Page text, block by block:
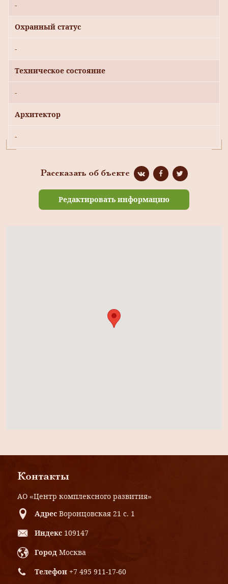
-
Охранный статус
-
Техническое состояние
-
Архитектор
-
Рассказать об бъекте
Редактировать информацию
Контакты
АО «Центр комплексного развития»
Адрес Воронцовская 21 с. 1
Индекс 109147
Город Москва
Телефон +7 495 911-17-60